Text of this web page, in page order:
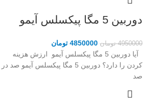
دوربین 5 مگا پیکسلس آیمو
4950000 تومان 4850000 تومان
آیا دوربین 5 مگا پیکسلس آیمو ارزش هزینه
کردن را دارد؟ دوربین 5 مگا پیکسلس آیمو صد در
صد